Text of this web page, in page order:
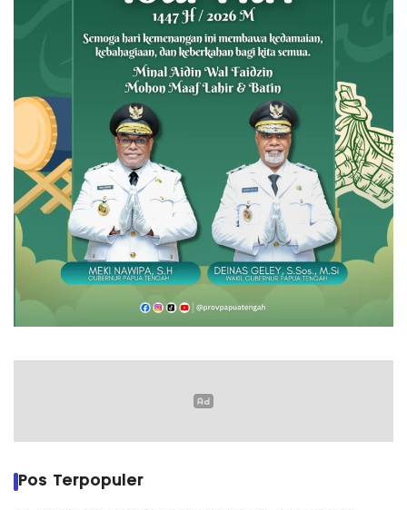
Pos Terpopuler